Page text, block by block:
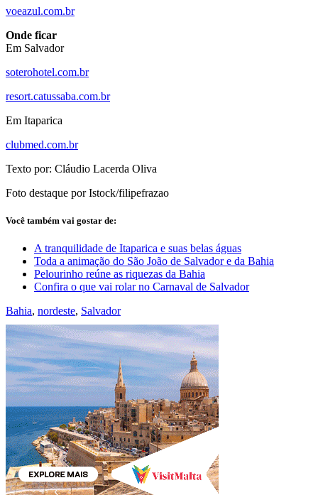
voeazul.com.br
Onde ficar
Em Salvador
soterohotel.com.br
resort.catussaba.com.br
Em Itaparica
clubmed.com.br
Texto por: Cláudio Lacerda Oliva
Foto destaque por Istock/filipefrazao
Você também vai gostar de:
A tranquilidade de Itaparica e suas belas águas
Toda a animação do São João de Salvador e da Bahia
Pelourinho reúne as riquezas da Bahia
Confira o que vai rolar no Carnaval de Salvador
Bahia, nordeste, Salvador